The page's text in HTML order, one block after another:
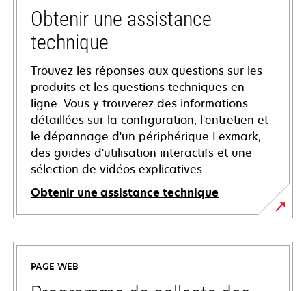
Obtenir une assistance
technique
Trouvez les réponses aux questions sur les
produits et les questions techniques en
ligne. Vous y trouverez des informations
détaillées sur la configuration, l'entretien et
le dépannage d'un périphérique Lexmark,
des guides d'utilisation interactifs et une
sélection de vidéos explicatives.
Obtenir une assistance technique
s’ouvre
dans
nouvel
PAGE WEB